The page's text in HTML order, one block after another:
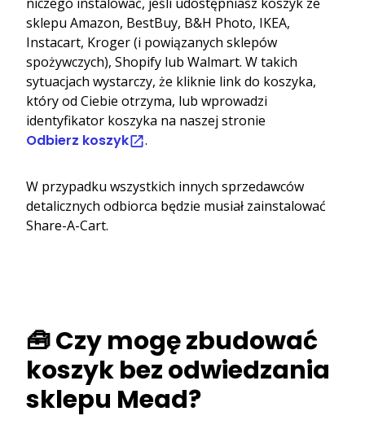
sklepu Amazon, BestBuy, B&H Photo, IKEA,
Instacart, Kroger (i powiązanych sklepów
spożywczych), Shopify lub Walmart. W takich
sytuacjach wystarczy, że kliknie link do koszyka,
który od Ciebie otrzyma, lub wprowadzi
identyfikator koszyka na naszej stronie
Odbierz koszyk .
W przypadku wszystkich innych sprzedawców
detalicznych odbiorca będzie musiał zainstalować
Share-A-Cart.
🧰 Czy mogę zbudować
koszyk bez odwiedzania
sklepu Mead?